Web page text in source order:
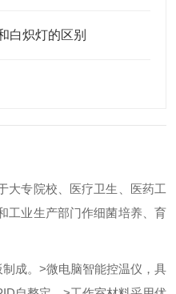
白炽灯的区别
大专院校、医疗卫生、医药工
工业生产部门作细菌培养、育
成。 >微电脑智能控温仪，具